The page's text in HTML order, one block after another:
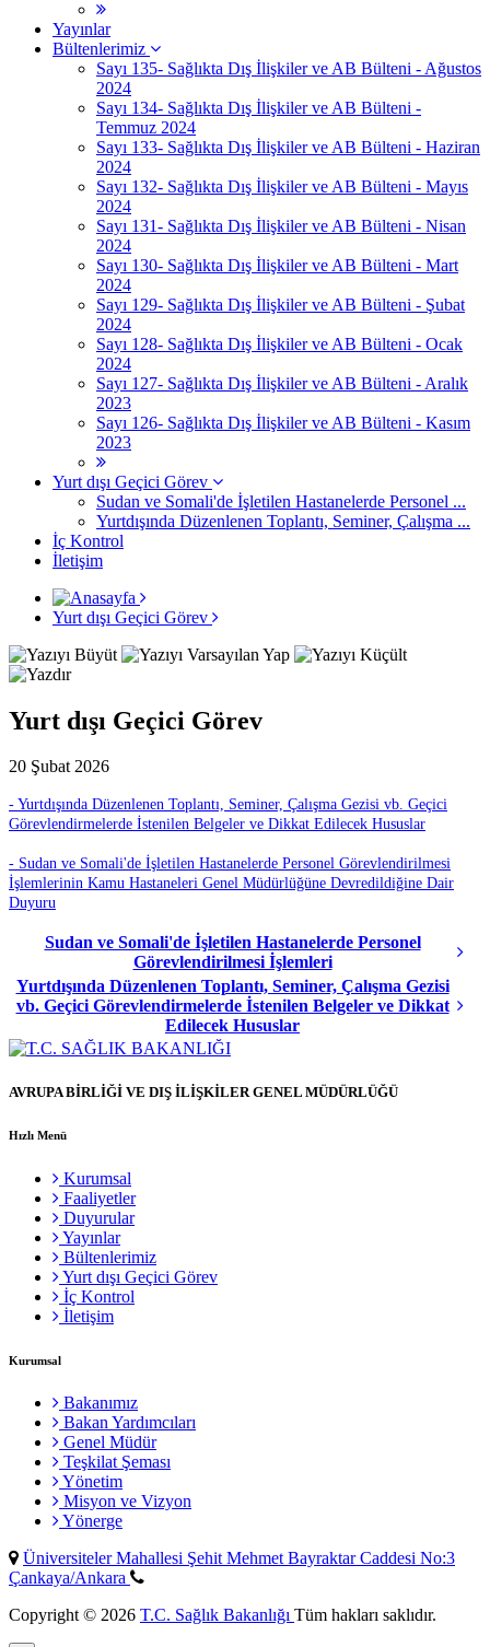
Yayınlar
Bültenlerimiz
Sayı 135- Sağlıkta Dış İlişkiler ve AB Bülteni - Ağustos
2024
Sayı 134- Sağlıkta Dış İlişkiler ve AB Bülteni -
Temmuz 2024
Sayı 133- Sağlıkta Dış İlişkiler ve AB Bülteni - Haziran
2024
Sayı 132- Sağlıkta Dış İlişkiler ve AB Bülteni - Mayıs
2024
Sayı 131- Sağlıkta Dış İlişkiler ve AB Bülteni - Nisan
2024
Sayı 130- Sağlıkta Dış İlişkiler ve AB Bülteni - Mart
2024
Sayı 129- Sağlıkta Dış İlişkiler ve AB Bülteni - Şubat
2024
Sayı 128- Sağlıkta Dış İlişkiler ve AB Bülteni - Ocak
2024
Sayı 127- Sağlıkta Dış İlişkiler ve AB Bülteni - Aralık
2023
Sayı 126- Sağlıkta Dış İlişkiler ve AB Bülteni - Kasım
2023
Yurt dışı Geçici Görev
Sudan ve Somali'de İşletilen Hastanelerde Personel ...
Yurtdışında Düzenlenen Toplantı, Seminer, Çalışma ...
İç Kontrol
İletişim
Yurt dışı Geçici Görev
Yurt dışı Geçici Görev
20 Şubat 2026
- Yurtdışında Düzenlenen Toplantı, Seminer, Çalışma Gezisi vb. Geçici
Görevlendirmelerde İstenilen Belgeler ve Dikkat Edilecek Hususlar
- Sudan ve Somali'de İşletilen Hastanelerde Personel Görevlendirilmesi
İşlemlerinin Kamu Hastaneleri Genel Müdürlüğüne Devredildiğine Dair
Duyuru
Sudan ve Somali'de İşletilen Hastanelerde Personel
Görevlendirilmesi İşlemleri
Yurtdışında Düzenlenen Toplantı, Seminer, Çalışma Gezisi
vb. Geçici Görevlendirmelerde İstenilen Belgeler ve Dikkat
Edilecek Hususlar
AVRUPA BİRLİĞİ VE DIŞ İLİŞKİLER GENEL MÜDÜRLÜĞÜ
Hızlı Menü
Kurumsal
Faaliyetler
Duyurular
Yayınlar
Bültenlerimiz
Yurt dışı Geçici Görev
İç Kontrol
İletişim
Kurumsal
Bakanımız
Bakan Yardımcıları
Genel Müdür
Teşkilat Şeması
Yönetim
Misyon ve Vizyon
Yönerge
Üniversiteler Mahallesi Şehit Mehmet Bayraktar Caddesi No:3
Çankaya/Ankara
Copyright © 2026 T.C. Sağlık Bakanlığı Tüm hakları saklıdır.